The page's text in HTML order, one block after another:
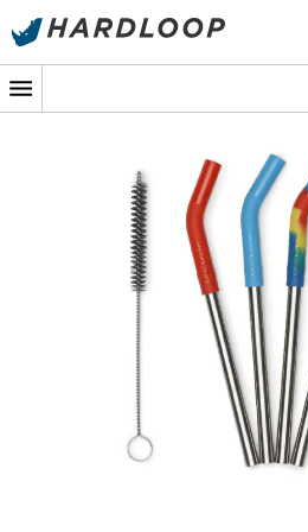
Promos d'été 🔥 -5 % EXTRA dès
-
Pailles qui déraillent
Imaginez une randonnée en
brille, et votre boisson préférée
pailles réutilisables
deKlean
chaque gorgée en une
en préservant la planète.
modernes, ces pailles en acier
votre allié pour des pauses